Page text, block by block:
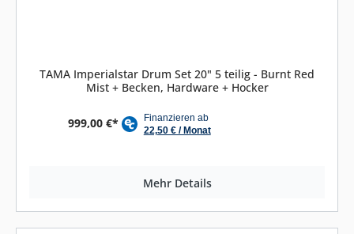
TAMA Imperialstar Drum Set 20" 5 teilig - Burnt Red
Mist + Becken, Hardware + Hocker
999,00 €*
Mehr Details